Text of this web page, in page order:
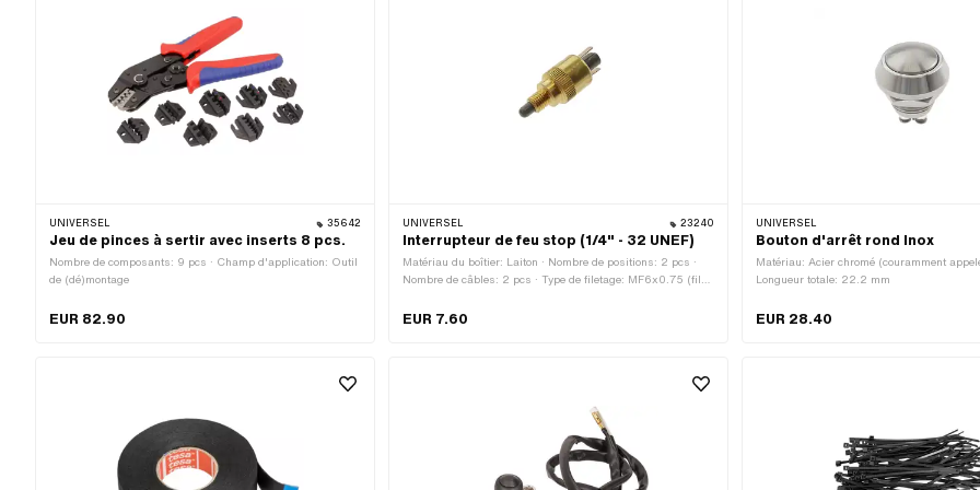
UNIVERSEL 35642
Jeu de pinces à sertir avec inserts 8 pcs.
Nombre de composants: 9 pcs · Champ d'application: Outil
de (dé)montage
EUR 82.90
UNIVERSEL 23240
Interrupteur de feu stop (1/4" - 32 UNEF)
Matériau du boîtier: Laiton · Nombre de positions: 2 pcs ·
Nombre de câbles: 2 pcs · Type de filetage: MF6x0.75 (filet
EUR 7.60
UNIVERSEL
Bouton d'arrêt rond Inox
Matériau: Acier chromé (couramment
Longueur totale: 22.2 mm
EUR 28.40